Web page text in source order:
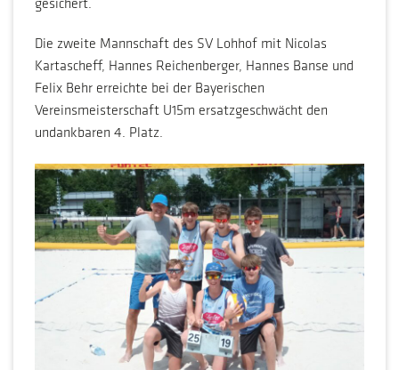
gesichert.
Die zweite Mannschaft des SV Lohhof mit Nicolas
Kartascheff, Hannes Reichenberger, Hannes Banse und
Felix Behr erreichte bei der Bayerischen
Vereinsmeisterschaft U15m ersatzgeschwächt den
undankbaren 4. Platz.